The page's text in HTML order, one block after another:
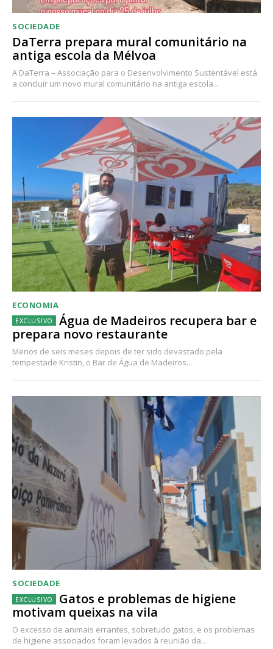
SOCIEDADE
DaTerra prepara mural comunitário na
antiga escola da Mélvoa
A DaTerra – Associação para o Desenvolvimento Sustentável está
a concluir um novo mural comunitário na antiga escola...
ECONOMIA
Água de Madeiros recupera bar e
prepara novo restaurante
Menos de seis meses depois de ter sido devastado pela
tempestade Kristin, o Bar de Água de Madeiros...
SOCIEDADE
Gatos e problemas de higiene
motivam queixas na vila
O excesso de animais errantes, sobretudo gatos, e os problemas
de higiene associados foram levados à reunião da...